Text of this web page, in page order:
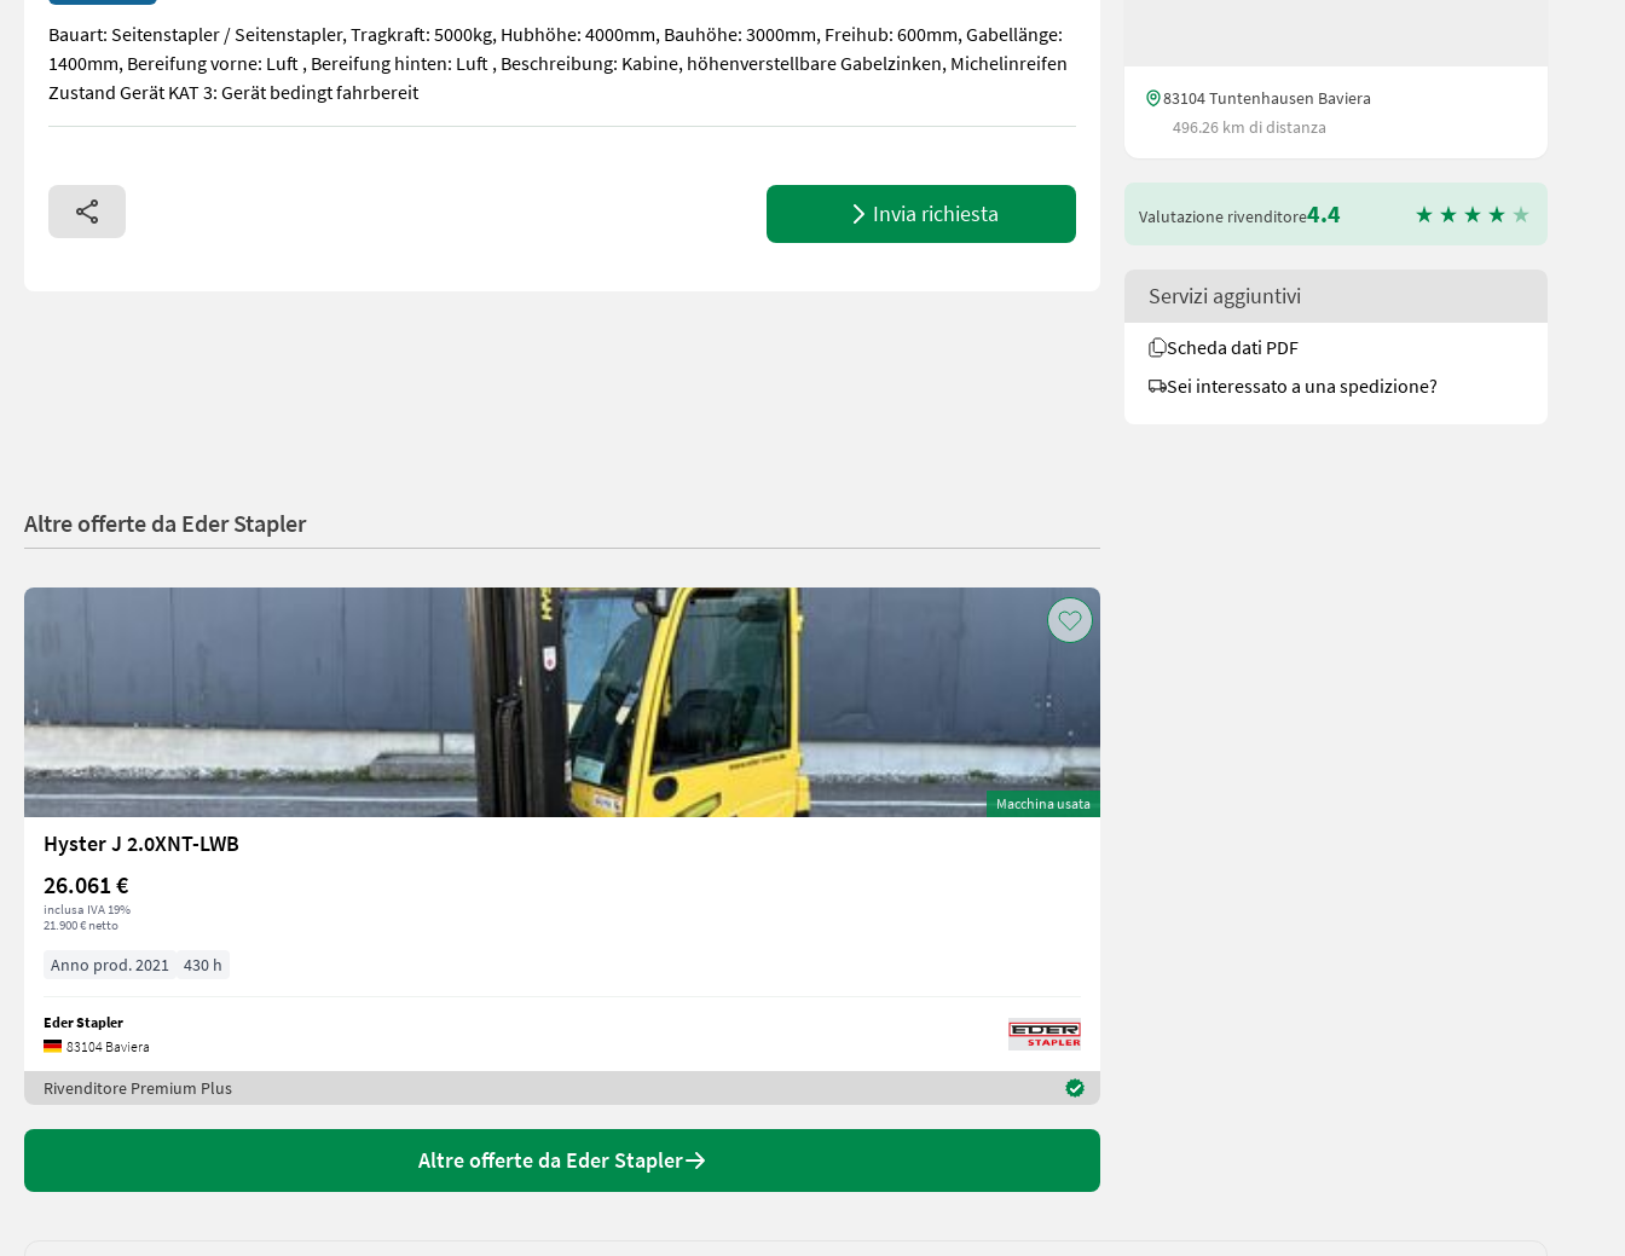
Bauart: Seitenstapler / Seitenstapler, Tragkraft: 5000kg, Hubhöhe: 4000mm, Bauhöhe: 3000mm, Freihub: 600mm, Gabellänge:
1400mm, Bereifung vorne: Luft , Bereifung hinten: Luft , Beschreibung: Kabine, höhenverstellbare Gabelzinken, Michelinreifen
Zustand Gerät KAT 3: Gerät bedingt fahrbereit
Bauart: Seitenstapler / Seitenstapler, Tragkraft: 5000kg, Hubhöhe: 4000mm, Bauhöhe: 3000mm, Freihub: 600mm, Gabellänge: 1400mm, Bereifung vorne: Luft , Bereifung hinten: Luft ,
Invia richiesta
83104 Tuntenhausen Baviera
496.26 km di distanza
Valutazione rivenditore4.4
Servizi aggiuntivi
Scheda dati PDF
Sei interessato a una spedizione?
Altre offerte da Eder Stapler
Macchina usata
Hyster J 2.0XNT-LWB
26.061 €
inclusa IVA 19%
21.900 € netto
Anno prod. 2021 430 h
Eder Stapler
83104 Baviera
Rivenditore Premium Plus
Altre offerte da Eder Stapler